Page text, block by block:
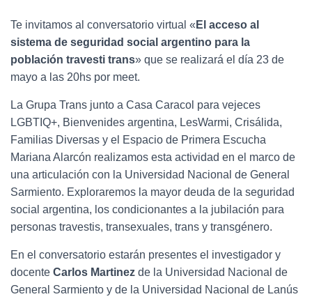
Te invitamos al conversatorio virtual « El acceso al
sistema de seguridad social argentino para la
población travesti trans» que se realizará el día 23 de
mayo a las 20hs por meet.
La Grupa Trans junto a Casa Caracol para vejeces
LGBTIQ+, Bienvenides argentina, LesWarmi, Crisálida,
Familias Diversas y el Espacio de Primera Escucha
Mariana Alarcón realizamos esta actividad en el marco de
una articulación con la Universidad Nacional de General
Sarmiento. Exploraremos la mayor deuda de la seguridad
social argentina, los condicionantes a la jubilación para
personas travestis, transexuales, trans y transgénero.
En el conversatorio estarán presentes el investigador y
docente Carlos Martinez de la Universidad Nacional de
General Sarmiento y de la Universidad Nacional de Lanús